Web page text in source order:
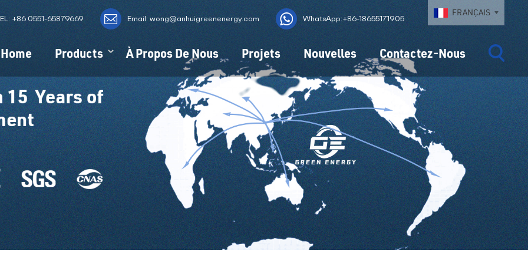
+86 0551-65879669 Email: wong@anhuigreenenergy.com WhatsApp:+86-18655171905
FRANÇAIS
Home Products À Propos De Nous Projets Nouvelles Contactez-Nous